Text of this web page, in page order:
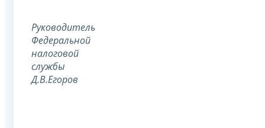
Руководитель
Федеральной
налоговой
службы
Д.В.Егоров